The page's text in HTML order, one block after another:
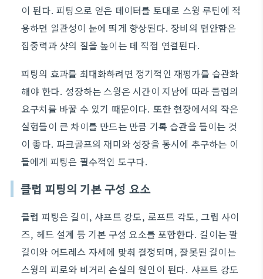
이 된다. 피팅으로 얻은 데이터를 토대로 스윙 루틴에 적
용하면 일관성이 눈에 띄게 향상된다. 장비의 편안함은
집중력과 샷의 질을 높이는 데 직접 연결된다.
피팅의 효과를 최대화하려면 정기적인 재평가를 습관화
해야 한다. 성장하는 스윙은 시간이 지남에 따라 클럽의
요구치를 바꿀 수 있기 때문이다. 또한 현장에서의 작은
실험들이 큰 차이를 만드는 만큼 기록 습관을 들이는 것
이 좋다. 파크골프의 재미와 성장을 동시에 추구하는 이
들에게 피팅은 필수적인 도구다.
클럽 피팅의 기본 구성 요소
클럽 피팅은 길이, 샤프트 강도, 로프트 각도, 그립 사이
즈, 헤드 설계 등 기본 구성 요소를 포함한다. 길이는 팔
길이와 어드레스 자세에 맞춰 결정되며, 잘못된 길이는
스윙의 피로와 비거리 손실의 원인이 된다. 샤프트 강도